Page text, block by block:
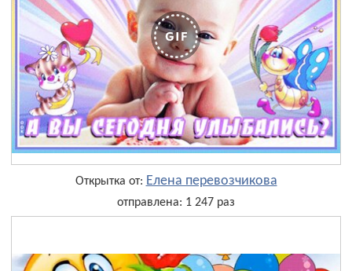
Открытка от: Елена перевозчикова
отправлена: 1 247 раз